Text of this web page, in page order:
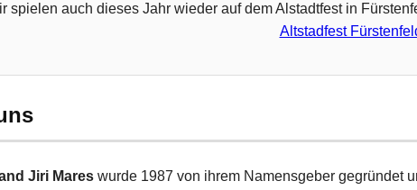
spielen auch dieses Jahr wieder auf dem Alstadtfest in
Altstadfest
Jiri Mares wurde 1987 von ihrem Namensgeber gegründet